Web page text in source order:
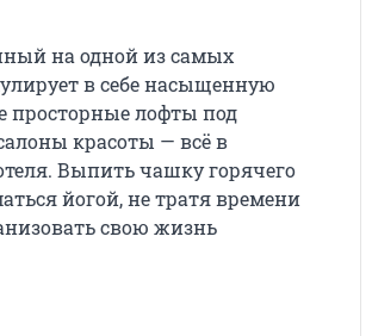
на одной из самых
в себе насыщенную
просторные лофты под
красоты — всё в
Выпить чашку горячего
йогой, не тратя времени
свою жизнь